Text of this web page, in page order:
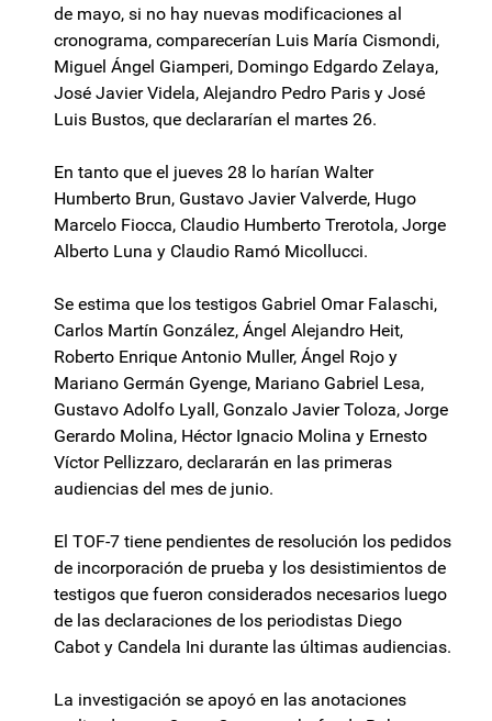
de mayo, si no hay nuevas modificaciones al
cronograma, comparecerían Luis María Cismondi,
Miguel Ángel Giamperi, Domingo Edgardo Zelaya,
José Javier Videla, Alejandro Pedro Paris y José
Luis Bustos, que declararían el martes 26.
En tanto que el jueves 28 lo harían Walter
Humberto Brun, Gustavo Javier Valverde, Hugo
Marcelo Fiocca, Claudio Humberto Trerotola, Jorge
Alberto Luna y Claudio Ramó Micollucci.
Se estima que los testigos Gabriel Omar Falaschi,
Carlos Martín González, Ángel Alejandro Heit,
Roberto Enrique Antonio Muller, Ángel Rojo y
Mariano Germán Gyenge, Mariano Gabriel Lesa,
Gustavo Adolfo Lyall, Gonzalo Javier Toloza, Jorge
Gerardo Molina, Héctor Ignacio Molina y Ernesto
Víctor Pellizzaro, declararán en las primeras
audiencias del mes de junio.
El TOF-7 tiene pendientes de resolución los pedidos
de incorporación de prueba y los desistimientos de
testigos que fueron considerados necesarios luego
de las declaraciones de los periodistas Diego
Cabot y Candela Ini durante las últimas audiencias.
La investigación se apoyó en las anotaciones